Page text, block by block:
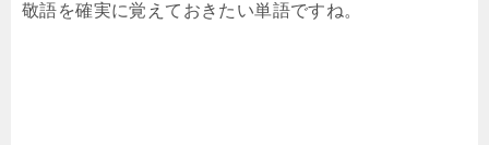
敬語を確実に覚えておきたい単語ですね。